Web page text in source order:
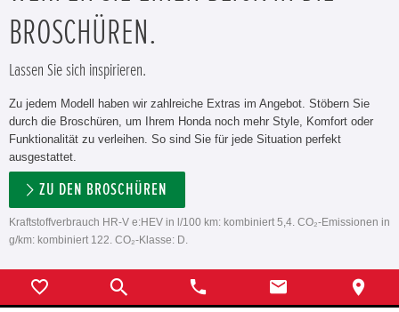
BROSCHÜREN.
Lassen Sie sich inspirieren.
Zu jedem Modell haben wir zahlreiche Extras im Angebot. Stöbern Sie
durch die Broschüren, um Ihrem Honda noch mehr Style, Komfort oder
Funktionalität zu verleihen. So sind Sie für jede Situation perfekt
ausgestattet.
ZU DEN BROSCHÜREN
Kraftstoffverbrauch HR-V e:HEV in l/100 km: kombiniert 5,4. CO₂-Emissionen in
g/km: kombiniert 122. CO₂-Klasse: D.